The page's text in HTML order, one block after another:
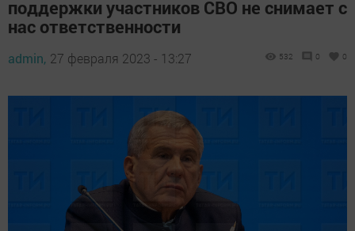
поддержки участников СВО не снимает с
нас ответственности
admin, 27 февраля 2023 - 13:27 532 0 0